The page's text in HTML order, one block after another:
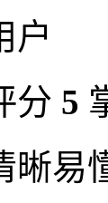
户
分 5
晰易